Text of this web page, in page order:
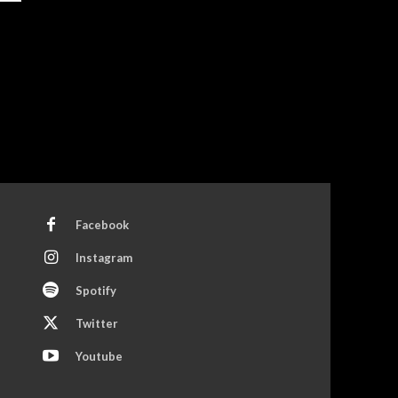
Facebook
Instagram
Spotify
Twitter
Youtube